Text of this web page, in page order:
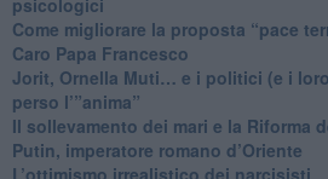
psicologici
Come migliorare la proposta “pace
Caro Papa Francesco
​Jorit, Ornella Muti… e i politici (e i
perso l’”anima”
​Il sollevamento dei mari e la Riforma
Putin, imperatore romano d’Oriente